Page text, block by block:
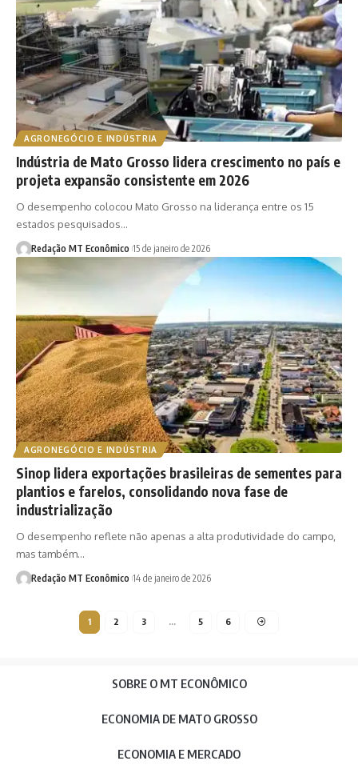
AGRONEGÓCIO E INDÚSTRIA
Indústria de Mato Grosso lidera crescimento no país e
projeta expansão consistente em 2026
O desempenho colocou Mato Grosso na liderança entre os 15
estados pesquisados…
Redação MT Econômico 15 de janeiro de 2026
AGRONEGÓCIO E INDÚSTRIA
Sinop lidera exportações brasileiras de sementes para
plantios e farelos, consolidando nova fase de
industrialização
O desempenho reflete não apenas a alta produtividade do campo,
mas também…
Redação MT Econômico 14 de janeiro de 2026
1 2 3 … 5 6
SOBRE O MT ECONÔMICO
ECONOMIA DE MATO GROSSO
ECONOMIA E MERCADO